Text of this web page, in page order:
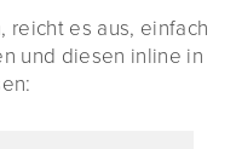
reicht es aus, einfach
und diesen inline in